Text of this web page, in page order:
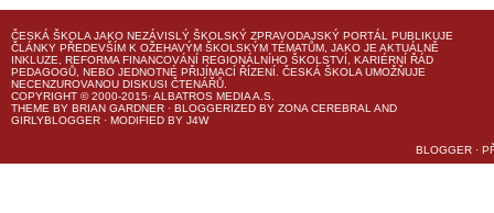
ČESKÁ ŠKOLA JAKO NEZÁVISLÝ ŠKOLSKÝ ZPRAVODAJSKÝ PORTÁL PUBLIKUJE
ČLÁNKY PŘEDEVŠÍM K OŽEHAVÝM ŠKOLSKÝM TÉMATŮM, JAKO JE AKTUÁLNĚ
INKLUZE, REFORMA FINANCOVÁNÍ REGIONÁLNÍHO ŠKOLSTVÍ, KARIÉRNÍ ŘÁD
PEDAGOGŮ, NEBO JEDNOTNÉ PŘIJÍMACÍ ŘÍZENÍ. ČESKÁ ŠKOLA UMOŽŇUJE
NECENZUROVANOU DISKUSI ČTENÁŘŮ.
COPYRIGHT © 2000-2015· ALBATROS MEDIA A.S.
THEME BY BRIAN GARDNER · BLOGGERIZED BY ZONA CEREBRAL AND
GIRLYBLOGGER · MODIFIED BY J4W
BLOGGER ·